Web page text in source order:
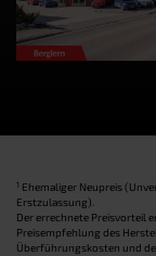
1 Ehemaliger Neupreis
Erstzulassung).
Der errechnete Preisvorteil
Preisempfehlung des
Überführungskosten und